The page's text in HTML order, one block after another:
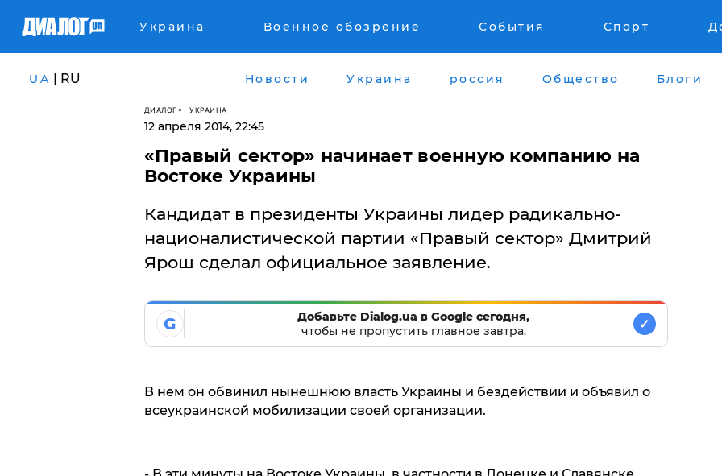
Украина Военное обозрение События Спорт
UA | RU Новости Украина россия Общество Блоги
ДИАЛОГ УКРАИНА
12 апреля 2014, 22:45
«Правый сектор» начинает военную компанию на
Востоке Украины
Кандидат в президенты Украины лидер радикально-
националистической партии «Правый сектор» Дмитрий
Ярош сделал официальное заявление.
G
Добавьте Dialog.ua в Google сегодня,
чтобы не пропустить главное завтра.
✓
В нем он обвинил нынешнюю власть Украины и бездействии и объявил о
всеукраинской мобилизации своей организации.